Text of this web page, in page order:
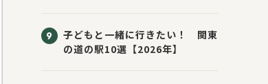
子どもと一緒に行きたい！ 関東
の道の駅10選【2026年】